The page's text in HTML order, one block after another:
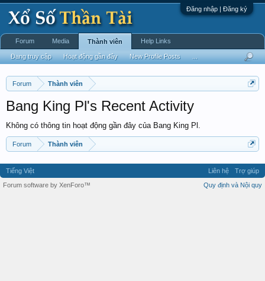
Đăng nhập | Đăng ký
Forum Thành viên
Bang King Pl's Recent Activity
Không có thông tin hoạt động gần đây của Bang King Pl.
Forum Thành viên
Forum Media Thành viên
Đang truy cập Hoạt động gần đây New Profile Posts
Help Links
Tiếng Việt Liên hệ
Trợ giúp
Quy định và Nội quy
Forum software by XenForo™